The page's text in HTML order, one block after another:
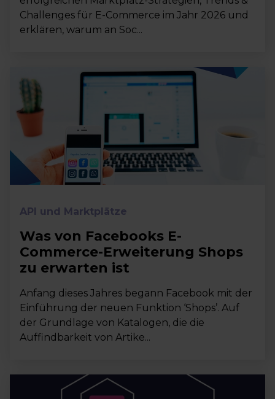
Challenges für E-Commerce im Jahr 2026 und
erklären, warum an Soc...
API und Marktplätze
Was von Facebooks E-
Commerce-Erweiterung Shops
zu erwarten ist
Anfang dieses Jahres begann Facebook mit der
Einführung der neuen Funktion ‘Shops’. Auf
der Grundlage von Katalogen, die die
Auffindbarkeit von Artike...